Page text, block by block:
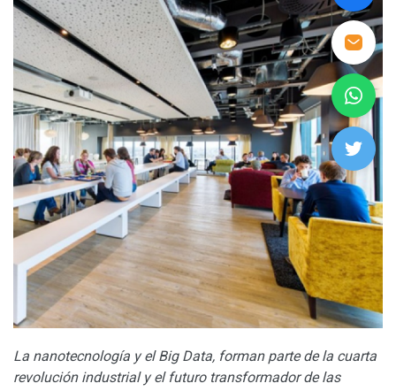
La nanotecnología y el Big Data, forman parte de la cuarta
revolución industrial y el futuro transformador de las